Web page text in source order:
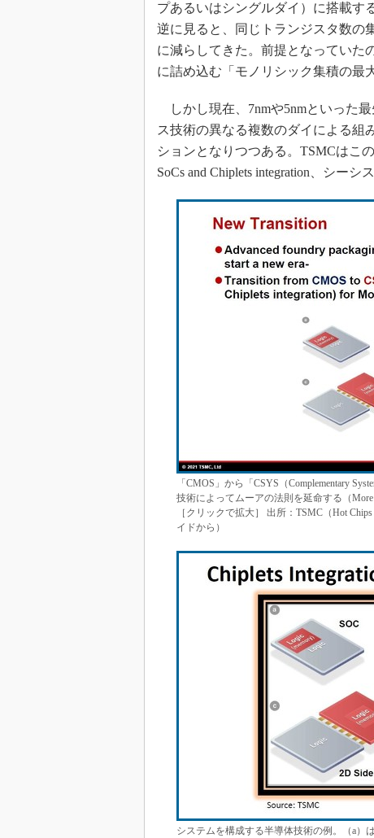
イノベー
IHSアナリ
ための新
プあるいはシングルダイ）に搭載す
逆に見ると、同じトランジスタ数の
に減らしてきた。前提となっていた
に詰め込む「モノリシック集積の最
しかし現在、7nmや5nmといった
ス技術の異なる複数のダイによる組
ションとなりつつある。TSMCはこ
SoCs and Chiplets integration、シーシ
「CMOS」から「CSYS（Complementary
技術によってムーアの法則を延命する（
［クリックで拡大］ 出所：TSMC（Hot
イドから）
システムを構成する半導体技術の例。（a）